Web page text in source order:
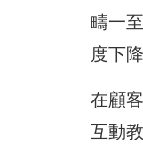
疇一
度下
在顧
互動